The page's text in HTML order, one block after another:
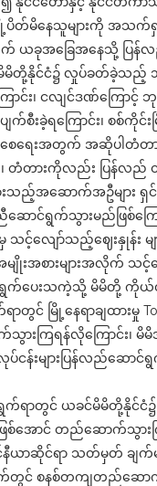
ချို့ပိတ်မိနေသူများကို အ
အခြေအနေသို့ ပြန်လည်ရ
နိုင်ငံ၌ လှုပ်ခတ်ခဲ့သည့် ၁၉
း၊ ငလျင်ဒဏ်ကြောင့် ဘုရ
က်စီးခဲ့ရကြောင်း၊ စစ်ကို
ပြေစေရေးအတွက် အဆိုပါ
၊ တံတားကိုလည်း ပြန်လည်
သည့်အဆောက်အဦများ ရှ
ောင်ရွက်သွားမည်ဖြစ်က
ော်သည့်ဈေးနှုန်း များဖ
စားများအလိုက် သင့်လျ
ရွက်ပေးသကဲ့သို့ မိမိတို့ ကိုယ်
တွင် မြို့နေရာချထားမှု
းကြရန်လိုကြောင်း၊ မိ
လုပ်ငန်းများပြန်လည်ဆ
ရွက်ရာတွင် ယခင်မိမိတို့နို
စ်အောင် တည်ဆောက်သွား
နီယာဆိုင်ရာ သတ်မှတ် ချ
င် စနစ်တကျတည်ဆောက်